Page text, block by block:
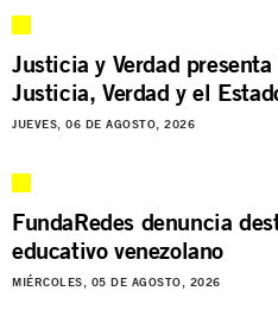
Justicia y Verdad
Justicia, Verdad y el
JUEVES, 06 DE AGOSTO, 2026
FundaRedes denuncia
educativo venezolano
MIÉRCOLES, 05 DE AGOSTO, 2026